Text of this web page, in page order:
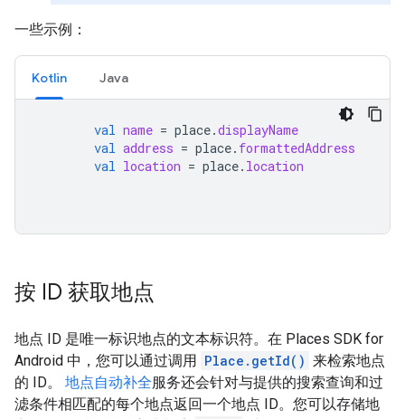
一些示例：
Kotlin Java
val name = place.displayName
val address = place. formattedAddress
val location = place. location
按 ID 获取地点
地点 ID 是唯一标识地点的文本标识符。在 Places SDK for
Android 中，您可以通过调用 Place.getId() 来检索地点
的 ID。 地点自动补全服务还会针对与提供的搜索查询和过
滤条件相匹配的每个地点返回一个地点 ID。您可以存储地